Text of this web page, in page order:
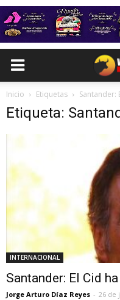
Inicio Etiquetas Santander:
Etiqueta:
INTERNACIONAL
Santander: El Cid
Jorge Arturo Díaz Reyes - 26 de